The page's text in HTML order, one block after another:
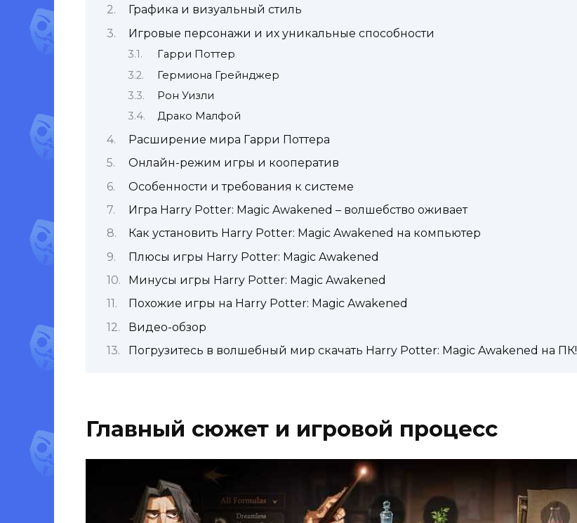
Графика и визуальный стиль
Игровые персонажи и их уникальные способности
Гарри Поттер
Гермиона Грейнджер
Рон Уизли
Драко Малфой
Расширение мира Гарри Поттера
Онлайн-режим игры и кооператив
Особенности и требования к системе
Игра Harry Potter: Magic Awakened – волшебство оживает
Как установить Harry Potter: Magic Awakened на компьютер
Плюсы игры Harry Potter: Magic Awakened
Минусы игры Harry Potter: Magic Awakened
Похожие игры на Harry Potter: Magic Awakened
Видео-обзор
Погрузитесь в волшебный мир скачать Harry Potter: Magic Awakened на ПК!
Главный сюжет и игровой процесс